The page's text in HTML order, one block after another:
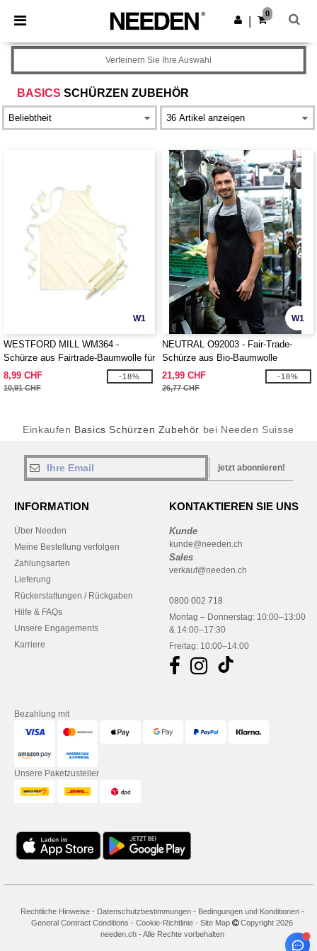
× Needen App
Bessere Preise in der App!
App holen
0
BASICS SCHÜRZEN ZUBEHÖR
Verfeinern Sie Ihre Auswahl
W1
WESTFORD MILL WM364 -
Schürze aus Fairtrade-Baumwolle für
Erwachsene
8,99 CHF
10,91 CHF
-18%
W1
NEUTRAL O92003 - Fair-Trade-
Schürze aus Bio-Baumwolle
21,99 CHF
26,77 CHF
-18%
Einkaufen Basics Schürzen Zubehör bei Needen Suisse
jetzt abonnieren!
INFORMATION
Über Needen
Meine Bestellung verfolgen
Zahlungsarten
Lieferung
Rückerstattungen / Rückgaben
Hilfe & FAQs
Unsere Engagements
Karriere
KONTAKTIEREN SIE UNS
Kunde
kunde@needen.ch
Sales
verkauf@needen.ch
0800 002 718
Montag – Donnerstag: 10:00–13:00
& 14:00–17:30
Freitag: 10:00–14:00
Bezahlung mit
Unsere Paketzusteller
Rechtliche Hinweise- Datenschutzbestimmungen- Bedingungen und Konditionen-
General Contract Conditions - Cookie-Richtlinie - Site Map
Copyright 2026
needen.ch - Alle Rechte vorbehalten